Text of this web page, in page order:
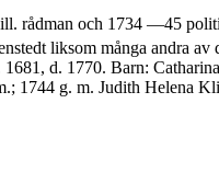
rådman och 1734 —45
liksom många andra av
d. 1770. Barn:
1744 g. m. Judith Helena